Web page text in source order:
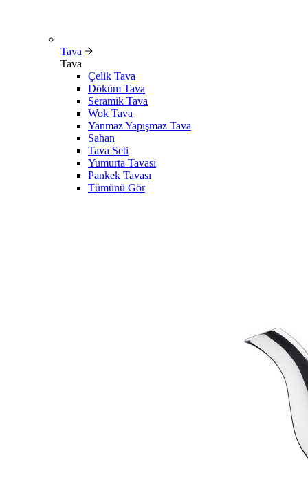
Tava
Tava
Çelik Tava
Döküm Tava
Seramik Tava
Wok Tava
Yanmaz Yapışmaz Tava
Sahan
Tava Seti
Yumurta Tavası
Pankek Tavası
Tümünü Gör